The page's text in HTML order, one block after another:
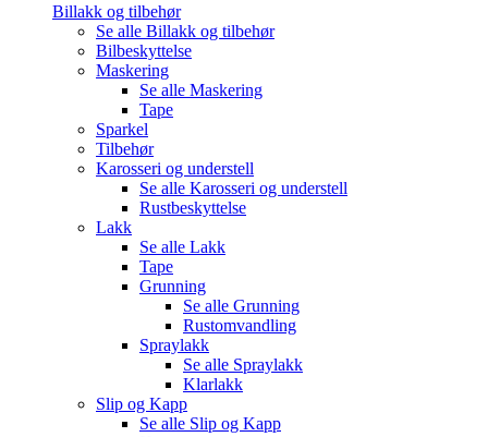
Billakk og tilbehør
Se alle Billakk og tilbehør
Bilbeskyttelse
Maskering
Se alle Maskering
Tape
Sparkel
Tilbehør
Karosseri og understell
Se alle Karosseri og understell
Rustbeskyttelse
Lakk
Se alle Lakk
Tape
Grunning
Se alle Grunning
Rustomvandling
Spraylakk
Se alle Spraylakk
Klarlakk
Slip og Kapp
Se alle Slip og Kapp